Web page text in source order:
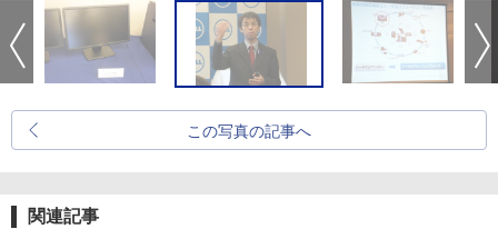
この写真の記事へ
関連記事